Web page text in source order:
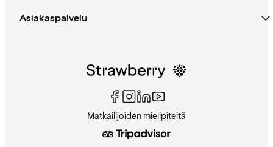
Asiakaspalvelu
Matkailijoiden mielipiteitä